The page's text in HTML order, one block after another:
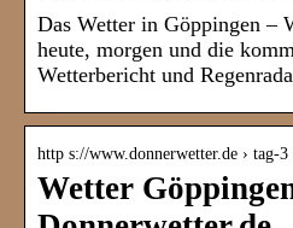
Das Wetter in Göppingen –
heute, morgen und die
Wetterbericht und
http s://www.donnerwetter.de › tag-3
Wetter